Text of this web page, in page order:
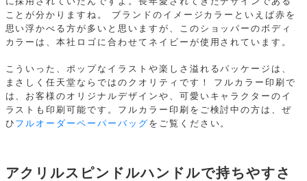
ことが分かりますね。
ブランドのイメージカラーといえば赤を
思い浮かべる方が多いと思いますが、このショッパーのボディ
カラーは、本社ロゴに合わせてネイビーが使用されています。
こういった、ポップなイラストや楽しさ溢れるパッケージは、
まさしく任天堂ならではのクオリティです！
フルカラー印刷で
は、お客様のオリジナルデザインや、可愛いキャラクターのイ
ラストも印刷可能です。フルカラー印刷をご検討中の方は、ぜ
ひ フルオーダーペーパーバッグ をご覧ください。
アクリルスピンドルハンドルで持ちやすさ